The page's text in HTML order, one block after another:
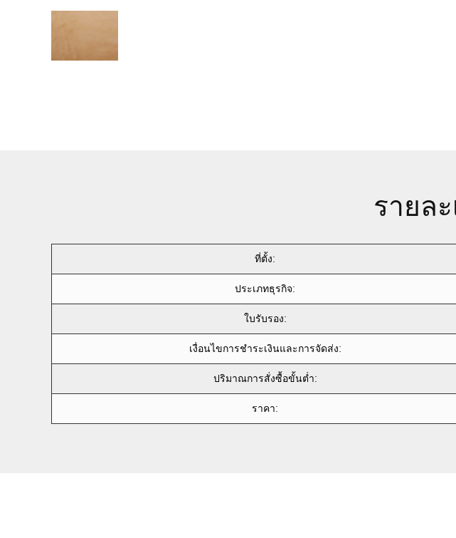
รายล
ที่ตั้ง:
ประเภทธุรกิจ:
ใบรับรอง:
เงื่อนไขการชำระเงินและการจัดส่ง:
ปริมาณการสั่งซื้อขั้นต่ำ:
ราคา: